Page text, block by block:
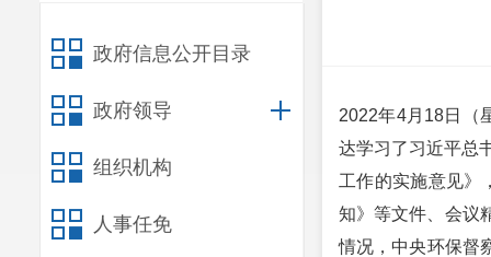
政府信息公开目录
政府领导
组织机构
人事任免
2022年4月18日（
达学习了习近平总
工作的实施意见》
知》等文件、会议
情况，中央环保督